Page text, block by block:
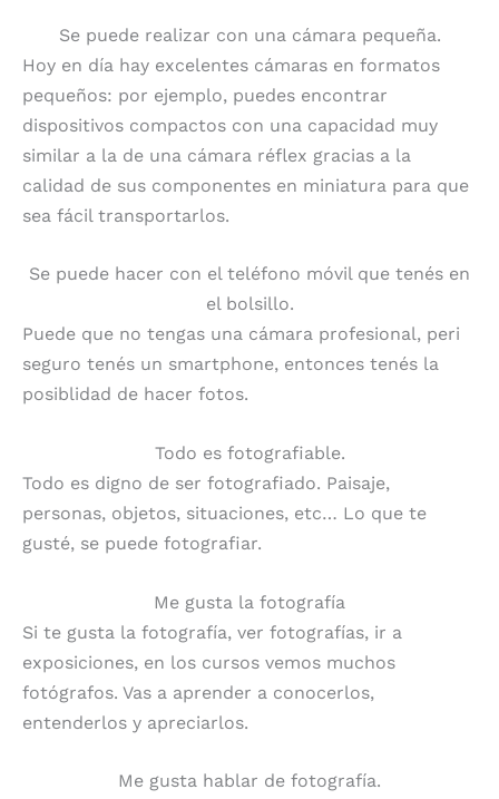
Se puede realizar con una cámara pequeña.
Hoy en día hay excelentes cámaras en formatos
pequeños: por ejemplo, puedes encontrar
dispositivos compactos con una capacidad muy
similar a la de una cámara réflex gracias a la
calidad de sus componentes en miniatura para que
sea fácil transportarlos.
Se puede hacer con el teléfono móvil que tenés en
el bolsillo.
Puede que no tengas una cámara profesional, peri
seguro tenés un smartphone, entonces tenés la
posiblidad de hacer fotos.
Todo es fotografiable.
Todo es digno de ser fotografiado. Paisaje,
personas, objetos, situaciones, etc… Lo que te
gusté, se puede fotografiar.
Me gusta la fotografía
Si te gusta la fotografía, ver fotografías, ir a
exposiciones, en los cursos vemos muchos
fotógrafos. Vas a aprender a conocerlos,
entenderlos y apreciarlos.
Me gusta hablar de fotografía.